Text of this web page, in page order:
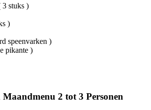
3 stuks )
)
speenvarken )
pikante )
2 tot 3 Personen